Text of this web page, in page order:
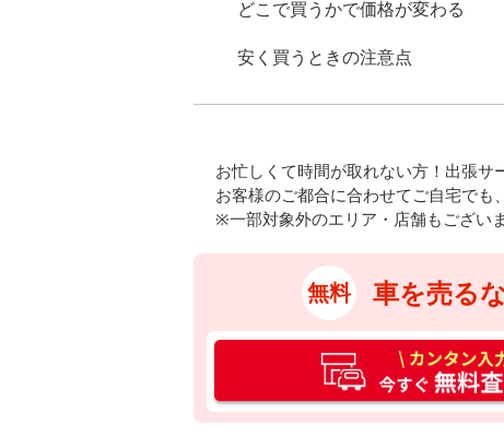
どこで買うかで価格が変わる
安く買うときの注意点
お忙しくて時間が取れない方！出張サ
お客様のご都合に合わせてご自宅でも
※一部対象外のエリア・店舗もございま
無料 車を売る
カ
タ